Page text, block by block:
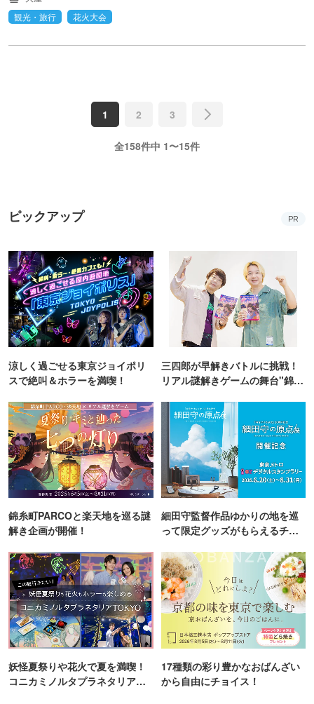
観光・旅行
花火大会
1 2 3
全158件中 1〜15件
ピックアップ PR
涼しく過ごせる東京ジョイポリ
スで絶叫＆ホラーを満喫！
三四郎が早解きバトルに挑戦！
リアル謎解きゲームの舞台"錦糸
錦糸町PARCOと楽天地を巡る謎
解き企画が開催！
細田守監督作品ゆかりの地を巡
って限定グッズがもらえるチャ
妖怪夏祭りや花火で夏を満喫！
コニカミノルタプラネタリア
17種類の彩り豊かなおばんざい
から自由にチョイス！